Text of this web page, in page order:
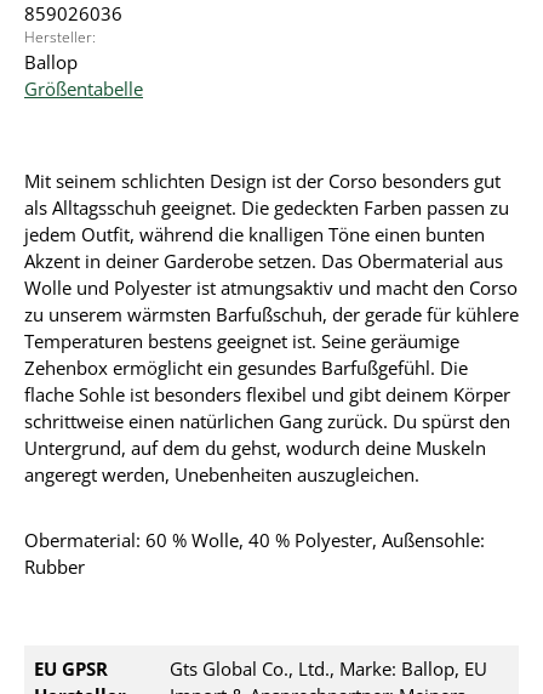
859026036
Hersteller:
Ballop
Größentabelle
Mit seinem schlichten Design ist der Corso besonders gut
als Alltagsschuh geeignet. Die gedeckten Farben passen zu
jedem Outfit, während die knalligen Töne einen bunten
Akzent in deiner Garderobe setzen. Das Obermaterial aus
Wolle und Polyester ist atmungsaktiv und macht den Corso
zu unserem wärmsten Barfußschuh, der gerade für kühlere
Temperaturen bestens geeignet ist. Seine geräumige
Zehenbox ermöglicht ein gesundes Barfußgefühl. Die
flache Sohle ist besonders flexibel und gibt deinem Körper
schrittweise einen natürlichen Gang zurück. Du spürst den
Untergrund, auf dem du gehst, wodurch deine Muskeln
angeregt werden, Unebenheiten auszugleichen.
Obermaterial: 60 % Wolle, 40 % Polyester, Außensohle:
Rubber
EU GPSR
Gts Global Co., Ltd., Marke: Ballop, EU